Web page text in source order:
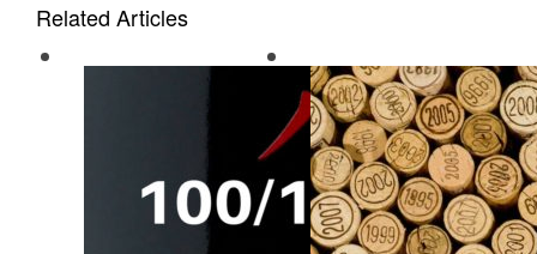
Related Articles